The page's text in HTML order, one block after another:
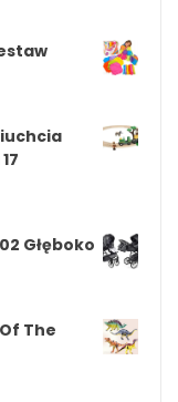
Głęboko
The